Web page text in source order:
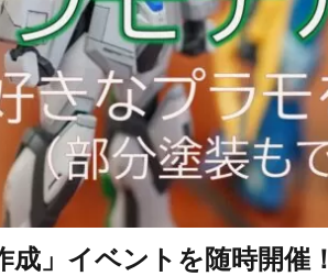
成」イベントを随時開催！